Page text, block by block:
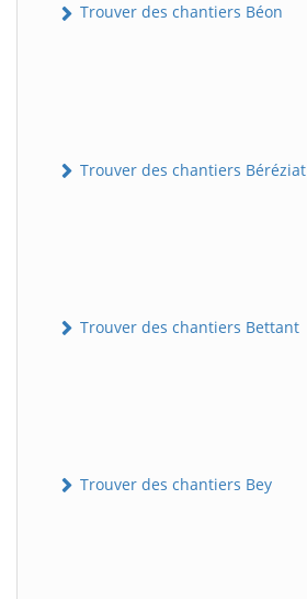
Trouver des chantiers Béon
Trouver des chantiers Béréziat
Trouver des chantiers Bettant
Trouver des chantiers Bey